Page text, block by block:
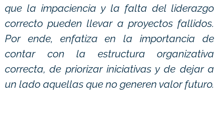
que la impaciencia y la falta del liderazgo
correcto pueden llevar a proyectos fallidos.
Por ende, enfatiza en la importancia de
contar con la estructura organizativa
correcta, de priorizar iniciativas y de dejar a
un lado aquellas que no generen valor futuro.